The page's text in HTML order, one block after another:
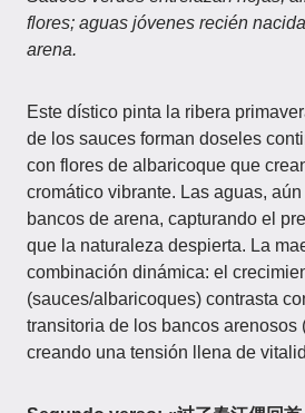
flores; aguas jóvenes recién
arena.
Este dístico pinta la ribera
de los sauces forman doseles
con flores de albaricoque que
cromático vibrante. Las aguas,
bancos de arena, capturando el
que la naturaleza despierta. La
combinación dinámica: el
(sauces/albaricoques) contrasta
transitoria de los bancos arenosos
creando una tensión llena de